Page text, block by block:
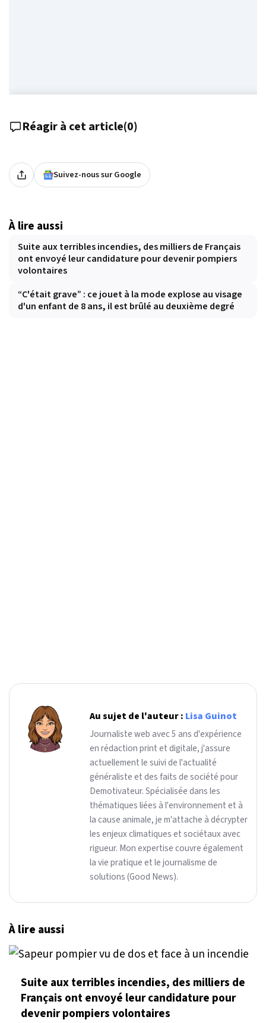
Réagir à cet article(0)
Suivez-nous sur Google
À lire aussi
Suite aux terribles incendies, des milliers de Français
ont envoyé leur candidature pour devenir pompiers
volontaires
“C'était grave” : ce jouet à la mode explose au visage
d'un enfant de 8 ans, il est brûlé au deuxième degré
Au sujet de l'auteur : Lisa Guinot
Journaliste web avec 5 ans d'expérience
en rédaction print et digitale, j'assure
actuellement le suivi de l'actualité
généraliste et des faits de société pour
Demotivateur. Spécialisée dans les
thématiques liées à l'environnement et à
la cause animale, je m'attache à décrypter
les enjeux climatiques et sociétaux avec
rigueur. Mon expertise couvre également
la vie pratique et le journalisme de
solutions (Good News).
À lire aussi
Suite aux terribles incendies, des milliers de
Français ont envoyé leur candidature pour
devenir pompiers volontaires